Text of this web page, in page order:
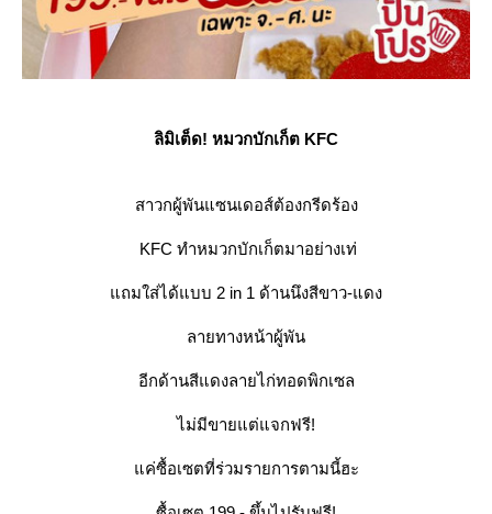
ลิมิเต็ด! หมวกบักเก็ต KFC
สาวกผู้พันแซนเดอส์ต้องกรีดร้อง
KFC ทำหมวกบักเก็ตมาอย่างเท่
ถมใส่ได้แบบ 2 in 1 ด้านนึงสีขาว-แดง
ลายทางหน้าผู้พัน
อีกด้านสีแดงลายไก่ทอดพิกเซล
ไม่มีขายแต่แจกฟรี!
ค่ซื้อเซตที่ร่วมรายการตามนี้ฮะ